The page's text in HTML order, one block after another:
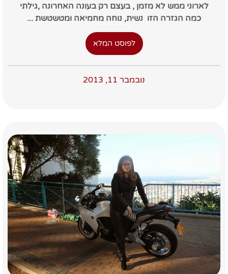
לארוני ממש לא מזמן , בעצם רק בעונה האחרונה ,גילתי
כמה הגזרה הזו נשית, נוחה מחמיאה ומטשטשת ...
לפוסט המלא
נובמבר 11, 2013